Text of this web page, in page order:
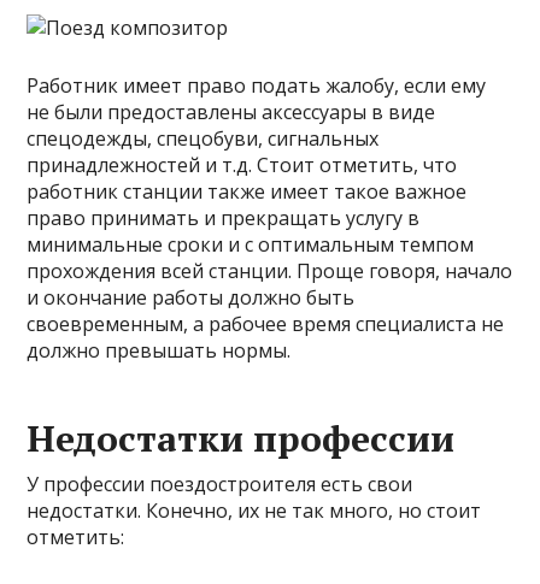
Работник имеет право подать жалобу, если ему
не были предоставлены аксессуары в виде
спецодежды, спецобуви, сигнальных
принадлежностей и т.д. Стоит отметить, что
работник станции также имеет такое важное
право принимать и прекращать услугу в
минимальные сроки и с оптимальным темпом
прохождения всей станции. Проще говоря, начало
и окончание работы должно быть
своевременным, а рабочее время специалиста не
должно превышать нормы.
Недостатки профессии
У профессии поездостроителя есть свои
недостатки. Конечно, их не так много, но стоит
отметить: